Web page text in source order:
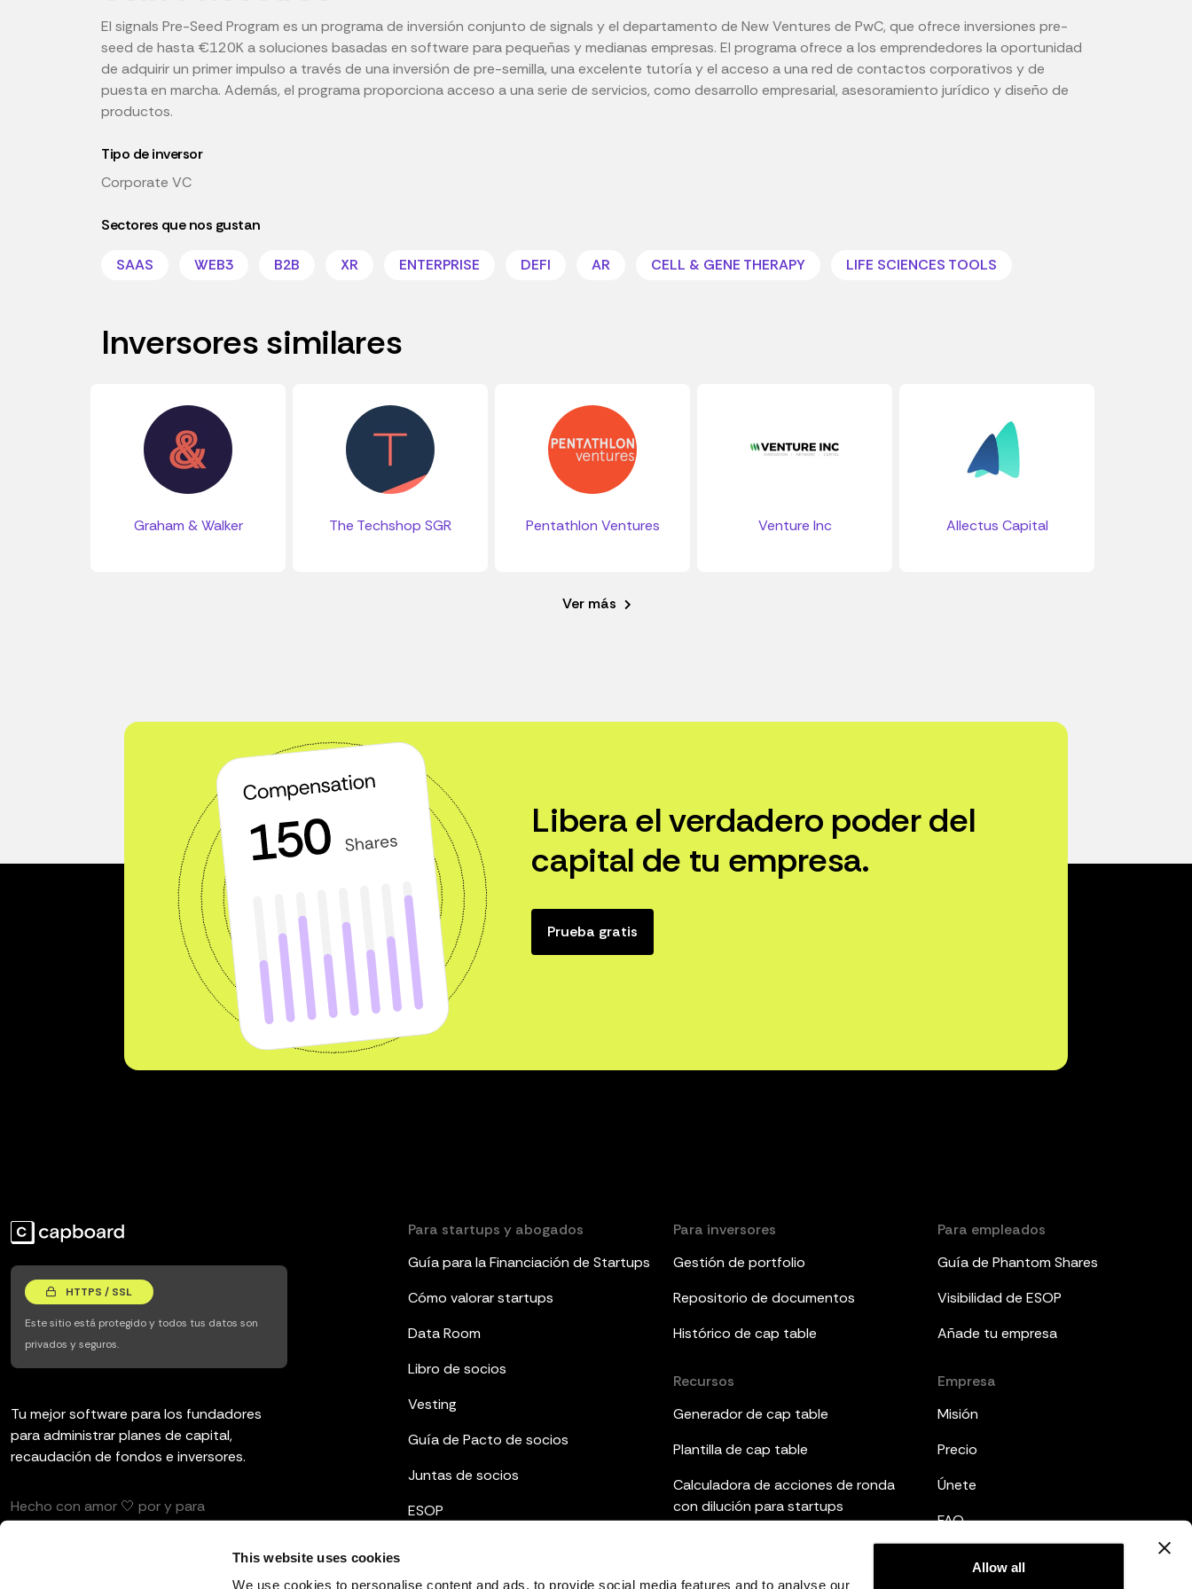
This website uses cookies
We use cookies to personalise content and ads, to provide social media features and to analyse our
Allow all
El signals Pre-Seed Program es un programa de inversión conjunto de signals y el departamento de New Ventures de PwC, que ofrece inversiones pre-
seed de hasta €120K a soluciones basadas en software para pequeñas y medianas empresas. El programa ofrece a los emprendedores la oportunidad
de adquirir un primer impulso a través de una inversión de pre-semilla, una excelente tutoría y el acceso a una red de contactos corporativos y de
puesta en marcha. Además, el programa proporciona acceso a una serie de servicios, como desarrollo empresarial, asesoramiento jurídico y diseño de
productos.
Tipo de inversor
Corporate VC
Sectores que nos gustan
SAAS WEB3 B2B XR ENTERPRISE DEFI AR CELL & GENE THERAPY LIFE SCIENCES TOOLS
Inversores similares
Graham & Walker The Techshop SGR Pentathlon Ventures Venture Inc Allectus Capital
Ver más
Libera el verdadero poder del
capital de tu empresa.
Prueba gratis
HTTPS / SSL
Este sitio está protegido y todos tus datos son
privados y seguros.
Tu mejor software para los fundadores
para administrar planes de capital,
recaudación de fondos e inversores.
Hecho con amor 🤍 por y para
Para startups y abogados
Guía para la Financiación de Startups
Cómo valorar startups
Data Room
Libro de socios
Vesting
Guía de Pacto de socios
Juntas de socios
ESOP
Para inversores
Gestión de portfolio
Repositorio de documentos
Histórico de cap table
Recursos
Generador de cap table
Plantilla de cap table
Calculadora de acciones de ronda
con dilución para startups
Plantillas de informes a inversores
Qué es el fully diluted
Para empleados
Guía de Phantom Shares
Visibilidad de ESOP
Añade tu empresa
Empresa
Misión
Precio
Únete
FAQ
Legal